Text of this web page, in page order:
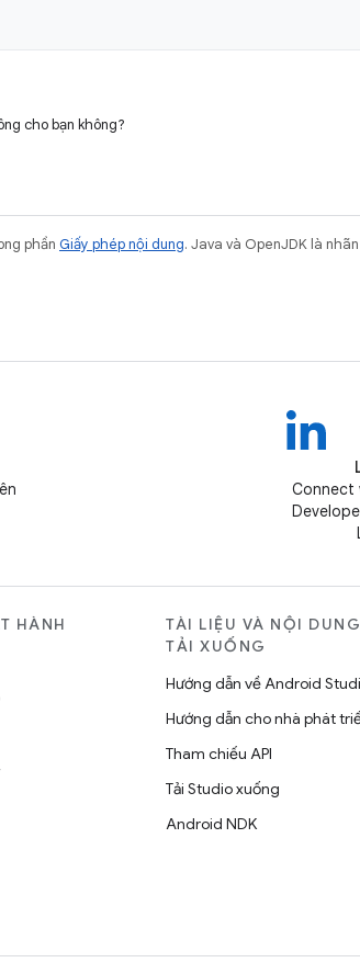
cho bạn không?
phần Giấy phép nội dung. Java và OpenJDK là
Connect
HÀNH
TÀI LIỆU VÀ NỘI DUNG
TẢI XUỐNG
Hướng dẫn về Android
Hướng dẫn cho nhà phát
Tham chiếu API
Tải Studio xuống
Android NDK